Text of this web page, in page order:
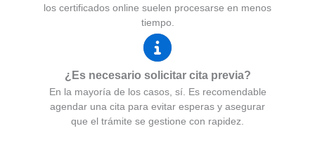
los certificados online suelen procesarse en menos
tiempo.
¿Es necesario solicitar cita previa?
En la mayoría de los casos, sí. Es recomendable
agendar una cita para evitar esperas y asegurar
que el trámite se gestione con rapidez.